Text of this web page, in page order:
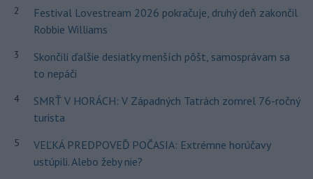
2
Festival Lovestream 2026 pokračuje, druhý deň zakončil
Robbie Williams
3
Skončili ďalšie desiatky menších pôšt, samosprávam sa
to nepáči
4
SMRŤ V HORÁCH: V Západných Tatrách zomrel 76-ročný
turista
5
VEĽKÁ PREDPOVEĎ POČASIA: Extrémne horúčavy
ustúpili. Alebo žeby nie?